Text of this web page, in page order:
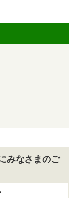
みなさまのご